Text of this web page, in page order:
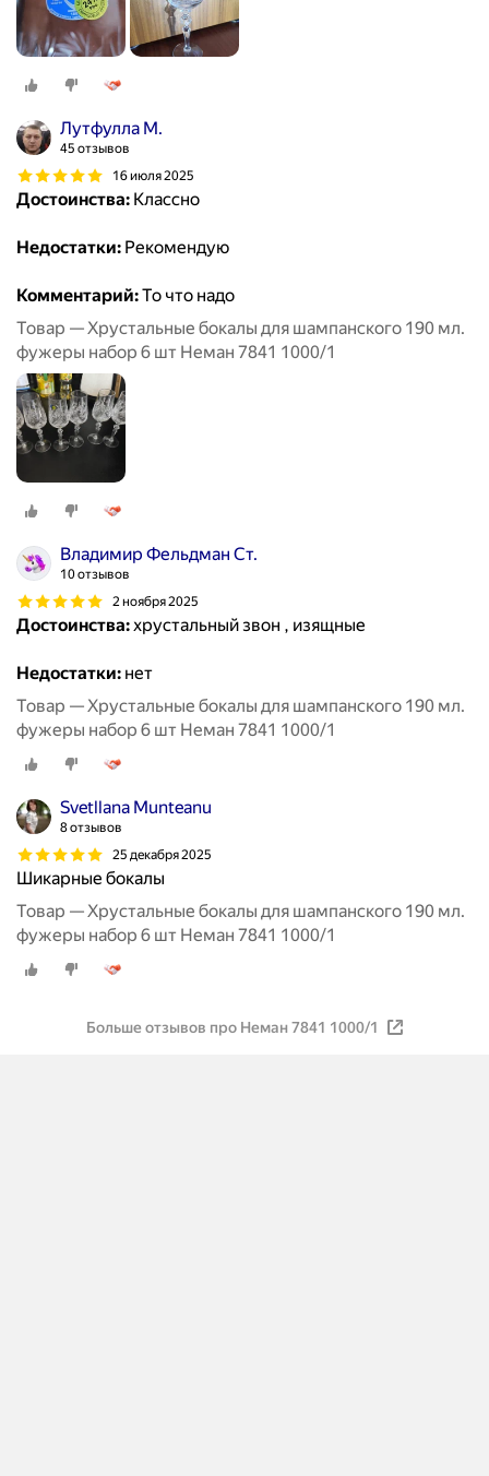
Лутфулла М.
45 отзывов
16 июля 2025
Достоинства: Классно
Недостатки: Рекомендую
Комментарий:То что надо
Товар — Хрустальные бокалы для шампанского 190 мл.
фужеры набор 6 шт Неман 7841 1000/1
Владимир Фельдман Ст.
10 отзывов
2 ноября 2025
Достоинства:хрустальный звон , изящные
Недостатки: нет
Товар — Хрустальные бокалы для шампанского 190 мл.
фужеры набор 6 шт Неман 7841 1000/1
Svetllana Munteanu
8 отзывов
25 декабря 2025
Шикарные бокалы
Товар — Хрустальные бокалы для шампанского 190 мл.
фужеры набор 6 шт Неман 7841 1000/1
Больше отзывов про Неман 7841 1000/1